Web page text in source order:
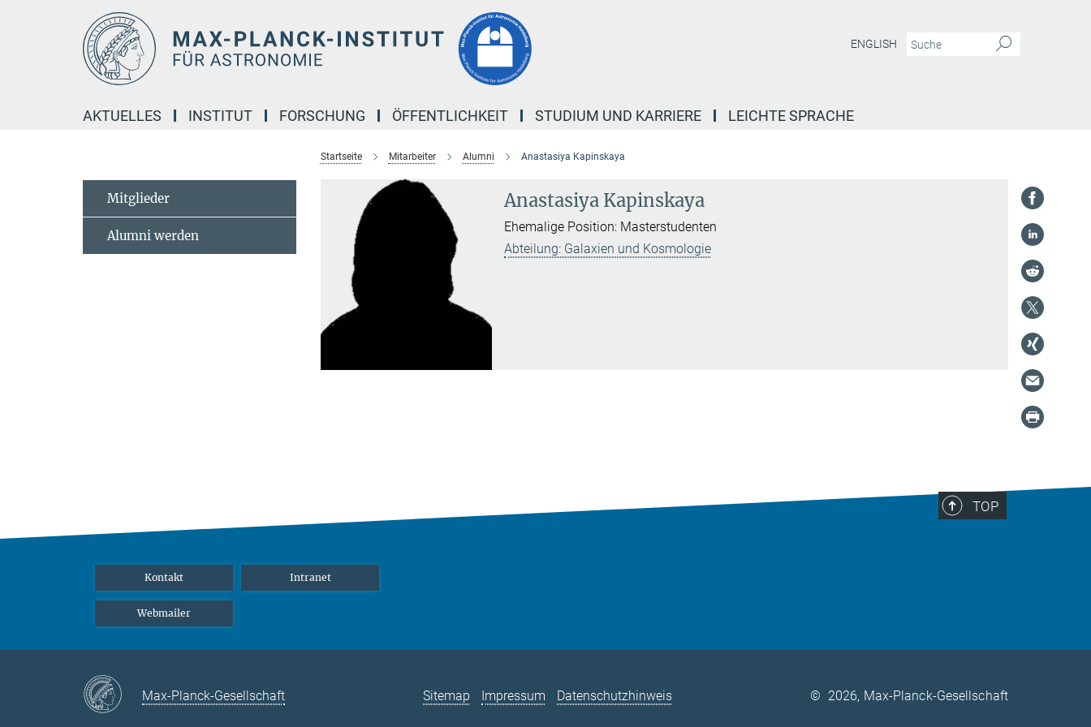
ENGLISH
AKTUELLES INSTITUT FORSCHUNG ÖFFENTLICHKEIT STUDIUM UND KARRIERE LEICHTE SPRACHE
Startseite Mitarbeiter Alumni Anastasiya Kapinskaya
Anastasiya Kapinskaya
Ehemalige Position: Masterstudenten
Abteilung: Galaxien und Kosmologie
Mitglieder
Alumni werden
TOP
Kontakt Intranet
Webmailer
Max-Planck-Gesellschaft Sitemap Impressum Datenschutzhinweis © 2026, Max-Planck-Gesellschaft